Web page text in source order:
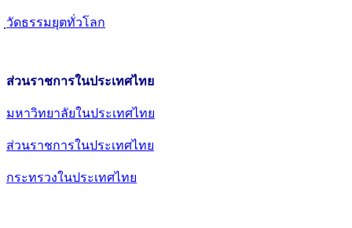
วัดธรรมยุตทั่วโลก
ส่วนราชการในประเทศไทย
มหาวิทยาลัยในประเทศไทย
ส่วนราชการในประเทศไทย
กระทรวงในประเทศไทย